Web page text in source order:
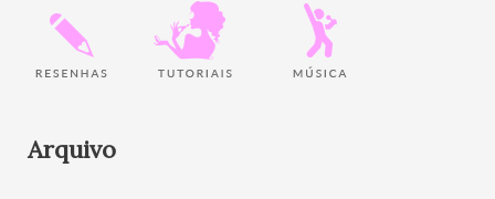
Arquivo